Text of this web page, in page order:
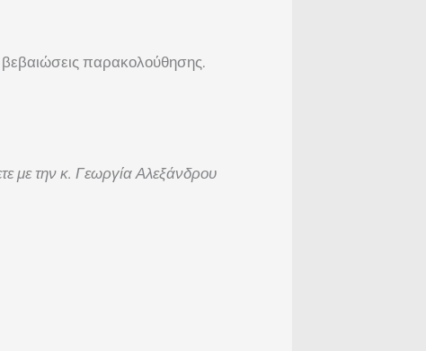
παρακολούθησης.
με την κ. Γεωργία Αλεξάνδρου